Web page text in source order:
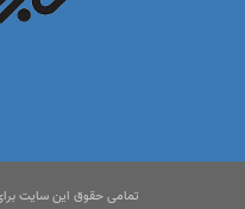
تمامی حقوق این سایت